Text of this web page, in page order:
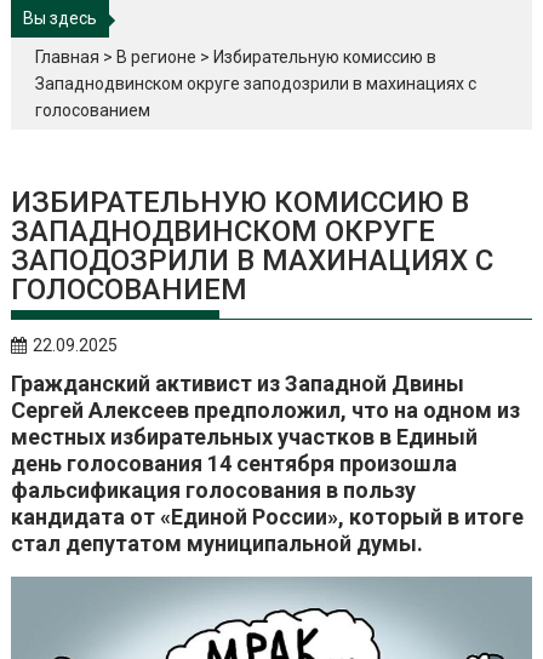
Вы здесь
Главная > В регионе > Избирательную комиссию в
Западнодвинском округе заподозрили в махинациях с
голосованием
ИЗБИРАТЕЛЬНУЮ КОМИССИЮ В
ЗАПАДНОДВИНСКОМ ОКРУГЕ
ЗАПОДОЗРИЛИ В МАХИНАЦИЯХ С
ГОЛОСОВАНИЕМ
22.09.2025
Гражданский активист из Западной Двины
Сергей Алексеев предположил, что на одном из
местных избирательных участков в Единый
день голосования 14 сентября произошла
фальсификация голосования в пользу
кандидата от «Единой России», который в итоге
стал депутатом муниципальной думы.